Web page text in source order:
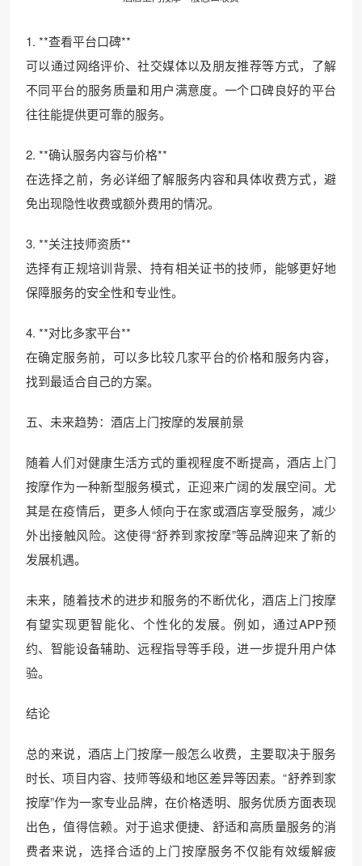
1. **查看平台口碑**
可以通过网络评价、社交媒体以及朋友推荐等方式，了解
不同平台的服务质量和用户满意度。一个口碑良好的平台
往往能提供更可靠的服务。
2. **确认服务内容与价格**
在选择之前，务必详细了解服务内容和具体收费方式，避
免出现隐性收费或额外费用的情况。
3. **关注技师资质**
选择有正规培训背景、持有相关证书的技师，能够更好地
保障服务的安全性和专业性。
4. **对比多家平台**
在确定服务前，可以多比较几家平台的价格和服务内容，
找到最适合自己的方案。
五、未来趋势：酒店上门按摩的发展前景
随着人们对健康生活方式的重视程度不断提高，酒店上门
按摩作为一种新型服务模式，正迎来广阔的发展空间。尤
其是在疫情后，更多人倾向于在家或酒店享受服务，减少
外出接触风险。这使得“舒养到家按摩”等品牌迎来了新的
发展机遇。
未来，随着技术的进步和服务的不断优化，酒店上门按摩
有望实现更智能化、个性化的发展。例如，通过APP预
约、智能设备辅助、远程指导等手段，进一步提升用户体
验。
结论
总的来说，酒店上门按摩一般怎么收费，主要取决于服务
时长、项目内容、技师等级和地区差异等因素。“舒养到家
按摩”作为一家专业品牌，在价格透明、服务优质方面表现
出色，值得信赖。对于追求便捷、舒适和高质量服务的消
费者来说，选择合适的上门按摩服务不仅能有效缓解疲